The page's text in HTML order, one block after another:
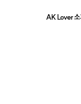
AK Lover